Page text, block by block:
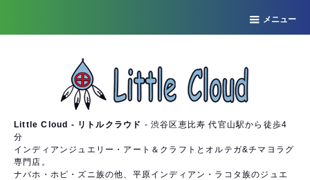
メニュー
Little Cloud - リトルクラウド - 渋谷区恵比寿 代官山駅から徒歩4
分
インディアンジュエリー・アート＆クラフトとオルテガ&チマヨラグ
専門店。
ナバホ・ホピ・ズニ族の他、平原インディアン・ラコタ族のジュエ